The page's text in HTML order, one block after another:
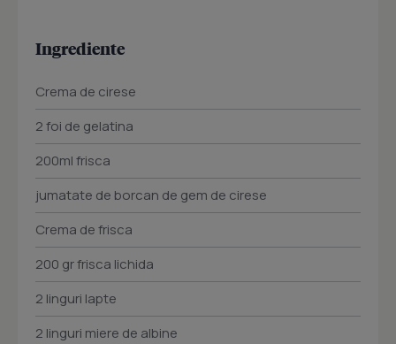
Ingrediente
Crema de cirese
2 foi de gelatina
200ml frisca
jumatate de borcan de gem de cirese
Crema de frisca
200 gr frisca lichida
2 linguri lapte
2 linguri miere de albine